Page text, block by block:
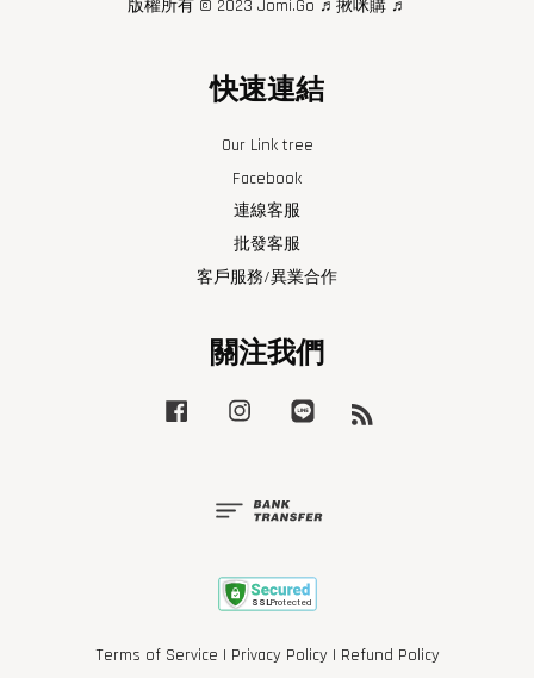
版權所有 © 2023 Jomi.Go ♬揪咪購 ♬
快速連結
Our Link tree
Facebook
連線客服
批發客服
客戶服務/異業合作
關注我們
Facebook Instagram
Terms of Service | Privacy Policy | Refund Policy